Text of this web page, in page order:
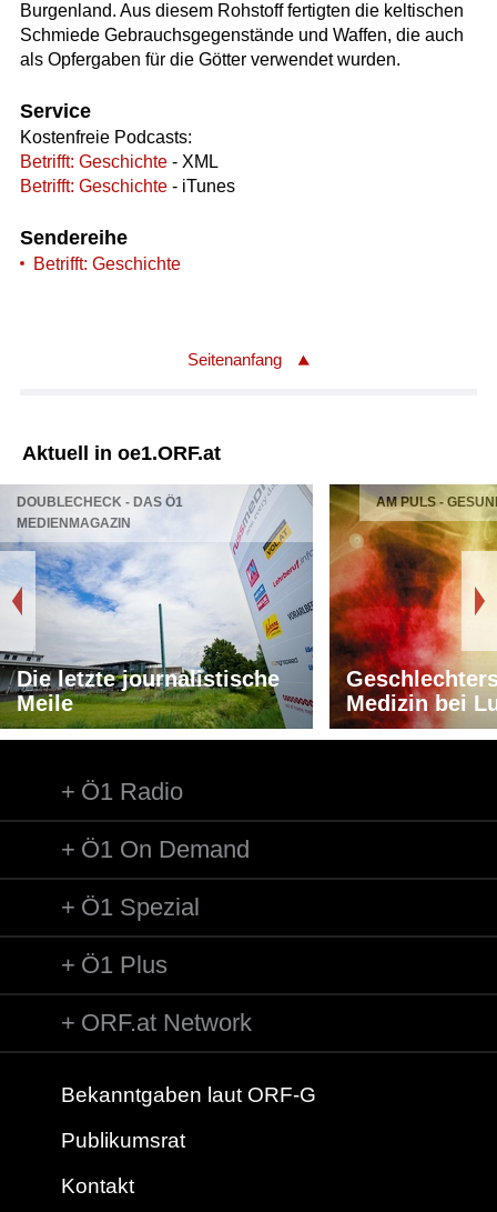
Burgenland. Aus diesem Rohstoff fertigten die keltischen
Schmiede Gebrauchsgegenstände und Waffen, die auch
als Opfergaben für die Götter verwendet wurden.
Service
Kostenfreie Podcasts:
Betrifft: Geschichte- XML
Betrifft: Geschichte- iTunes
Sendereihe
Betrifft: Geschichte
Seitenanfang
Aktuell in oe1.ORF.at
DOUBLECHECK - DAS Ö1
MEDIENMAGAZIN
Die letzte journalistische
Meile
AM PULS -
Medizin bei
Ö1 Radio
Ö1 On Demand
Ö1 Spezial
Ö1 Plus
ORF.at Network
Bekanntgaben laut ORF-G
Publikumsrat
Kontakt